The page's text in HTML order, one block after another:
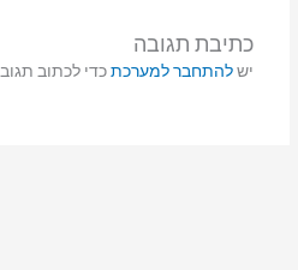
כתיבת תגובה
ישלהתחבר למערכתכדי לכתוב תגובה.